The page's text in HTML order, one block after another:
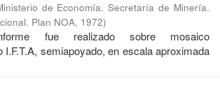
de Economía. Secretaría de Minería.
Plan NOA, 1972)
fue realizado sobre mosaico
I.F.T.A, semiapoyado, en escala aproximada